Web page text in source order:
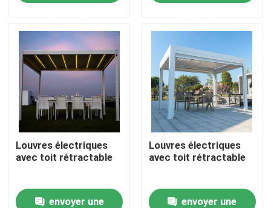
Au sujet de nous
Visite d'usine
Contrôle de qualité
Contactez-nous
Louvres électriques
avec toit rétractable
envoyer une
Louvres électriques
avec toit rétractable
envoyer une